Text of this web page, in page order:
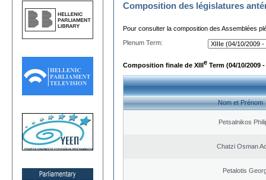
Composition des législatures
Pour consulter la composition des Assemblées
Plenum Term:
Composition finale de XIIIe Term (04/10/2009 -
Nom et Prénom
Petsalnikos
Chatzi Osman
Petalotis